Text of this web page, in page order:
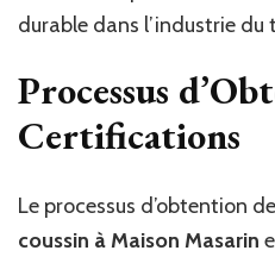
durable dans l’industrie du
Processus
Certifications
Le processus d’obtention
coussin à Maison Masarin